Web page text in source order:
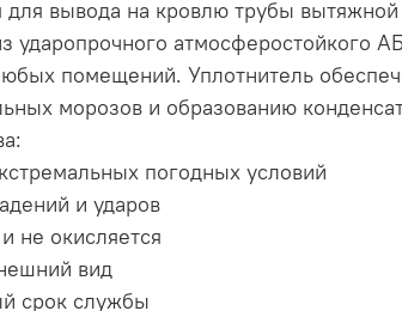
для вывода на кровлю трубы
ударопрочного атмосферостойкого
помещений. Уплотнитель
морозов и образованию
погодных условий
и ударов
не окисляется
вид
срок службы